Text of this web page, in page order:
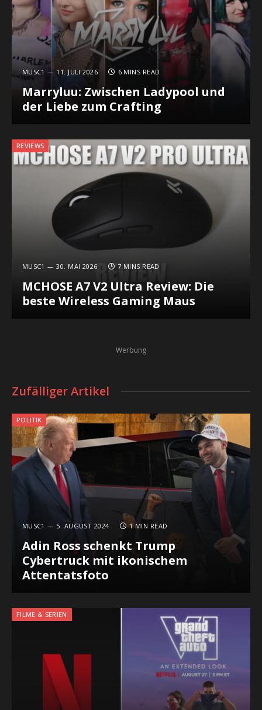
MUSC1 11. JULI 2026 6 MINS READ
Marryluu: Zwischen Ladypool und
der Liebe zum Crafting
REVIEWS
MUSC1 30. MAI 2026 7 MINS READ
MCHOSE A7 V2 Ultra Review: Die
beste Wireless Gaming Maus
Werbung
Zufälliger Artikel
POLITIK
MUSC1 5. AUGUST 2024 1 MIN READ
Adin Ross schenkt Trump
Cybertruck mit ikonischem
Attentatsfoto
FILME & SERIEN